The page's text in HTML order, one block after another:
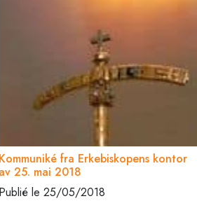
Kommuniké fra Erkebiskopens kontor
av 25. mai 2018
Publié le 25/05/2018